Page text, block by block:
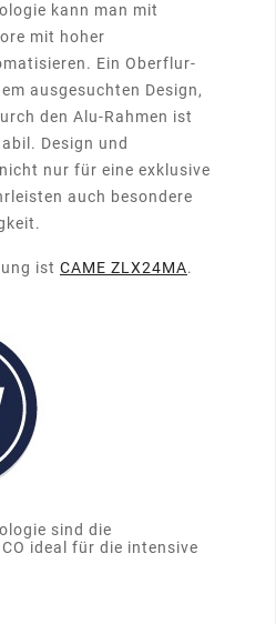
kann man mit
mit hoher
Ein Oberflur-
ausgesuchten Design,
den Alu-Rahmen ist
Design und
nur für eine exklusive
auch besondere
ist CAME ZLX24MA.
sind die
ideal für die intensive